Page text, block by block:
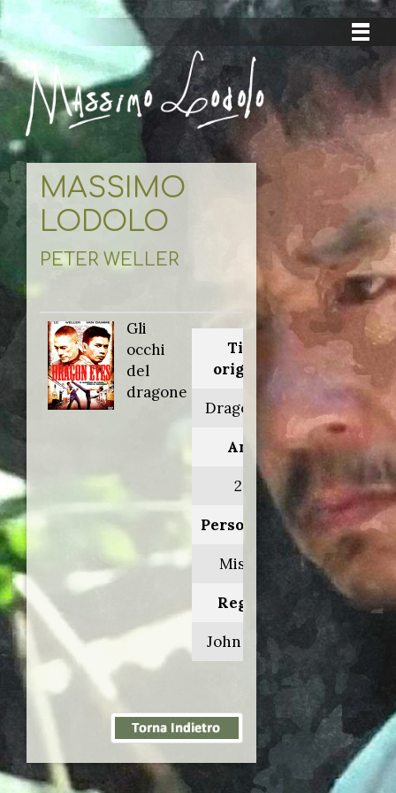
MASSIMO
LODOLO
PETER WELLER
Gli
occhi
del
dragone
Titolo
originale:
Dragon eyes
Anno:
2012
Personaggio:
Mister V
Regia di:
John Hyams